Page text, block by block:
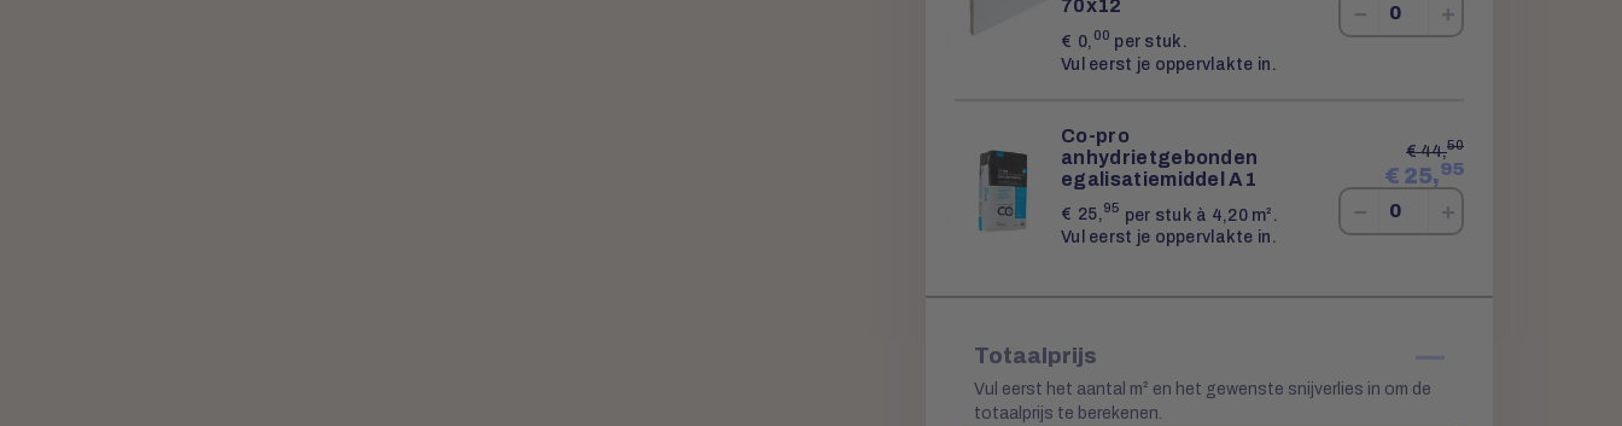
70x12
€ 0, 00 per stuk.
Vul eerst je oppervlakte in.
− +
Co-pro
anhydrietgebonden
egalisatiemiddel A1
€ 25,95 per stuk à 4,20 m².
Vul eerst je oppervlakte in.
€44,50
€ 25,95
− +
Totaalprijs —
Vul eerst het aantal m² en het gewenste snijverlies in om de
totaalprijs te berekenen.